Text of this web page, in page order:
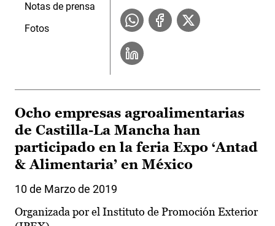
Notas de prensa
Fotos
Ocho empresas agroalimentarias
de Castilla-La Mancha han
participado en la feria Expo ‘Antad
& Alimentaria’ en México
10 de Marzo de 2019
Organizada por el Instituto de Promoción Exterior